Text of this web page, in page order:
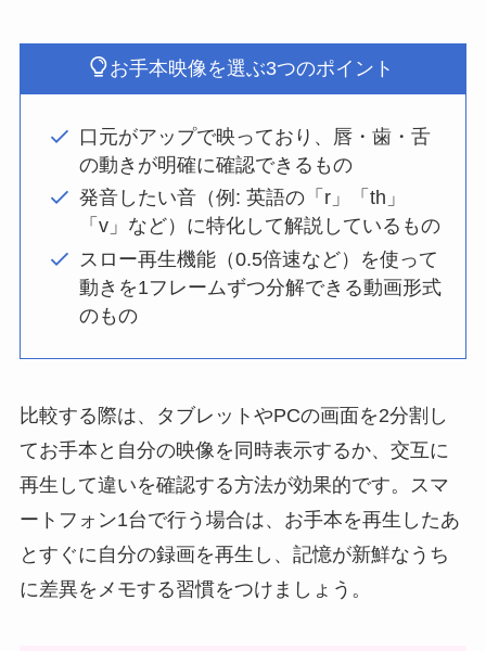
お手本映像を選ぶ3つのポイント
口元がアップで映っており、唇・歯・舌
の動きが明確に確認できるもの
発音したい音（例: 英語の「r」「th」
「v」など）に特化して解説しているもの
スロー再生機能（0.5倍速など）を使って
動きを1フレームずつ分解できる動画形式
のもの
比較する際は、タブレットやPCの画面を2分割し
てお手本と自分の映像を同時表示するか、交互に
再生して違いを確認する方法が効果的です。スマ
ートフォン1台で行う場合は、お手本を再生したあ
とすぐに自分の録画を再生し、記憶が新鮮なうち
に差異をメモする習慣をつけましょう。